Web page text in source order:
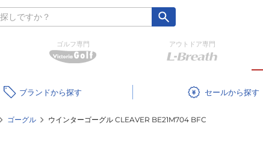
ゴルフ専門 アウトドア専門
ブランド セール
ゴーグル ウインターゴーグル CLEAVER BE21M704 BFC